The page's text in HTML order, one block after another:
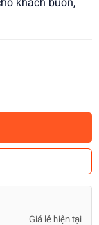
Giá lẻ hiện tại